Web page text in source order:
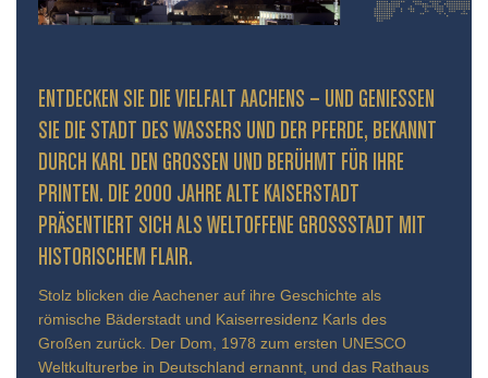
ENTDECKEN SIE DIE VIELFALT AACHENS – UND GENIESSEN S
IE DIE STADT DES WASSERS UND DER PFERDE, BEKANNT D
URCH KARL DEN GROSSEN UND BERÜHMT FÜR IHRE PR
INTEN. DIE 2000 JAHRE ALTE KAISERSTADT PR
ÄSENTIERT SICH ALS WELTOFFENE GROSSSTADT MIT HIS
TORISCHEM FLAIR.
Stolz blicken die Aachener auf ihre Geschichte als
römische Bäderstadt und Kaiserresidenz Karls des
Großen zurück. Der Dom, 1978 zum ersten UNESCO
Weltkulturerbe in Deutschland ernannt, und das Rathaus